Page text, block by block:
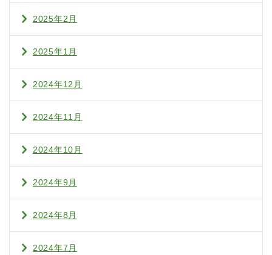
2025年2月
2025年1月
2024年12月
2024年11月
2024年10月
2024年9月
2024年8月
2024年7月